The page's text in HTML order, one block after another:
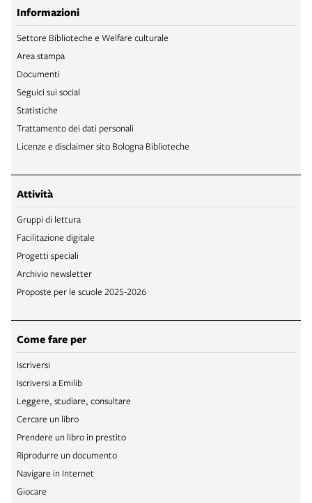
Informazioni
Settore Biblioteche e Welfare culturale
Area stampa
Documenti
Seguici sui social
Statistiche
Trattamento dei dati personali
Licenze e disclaimer sito Bologna Biblioteche
Attività
Gruppi di lettura
Facilitazione digitale
Progetti speciali
Archivio newsletter
Proposte per le scuole 2025-2026
Come fare per
Iscriversi
Iscriversi a Emilib
Leggere, studiare, consultare
Cercare un libro
Prendere un libro in prestito
Riprodurre un documento
Navigare in Internet
Giocare